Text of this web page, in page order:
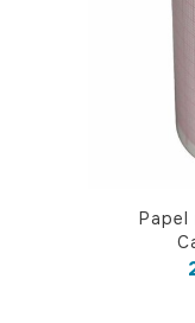
Papel